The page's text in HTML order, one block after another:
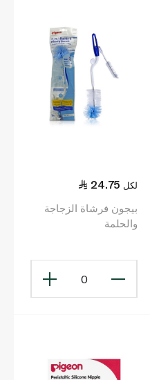
24.75 لكل
بيجون فرشاة الزجاجة
والحلمة
0